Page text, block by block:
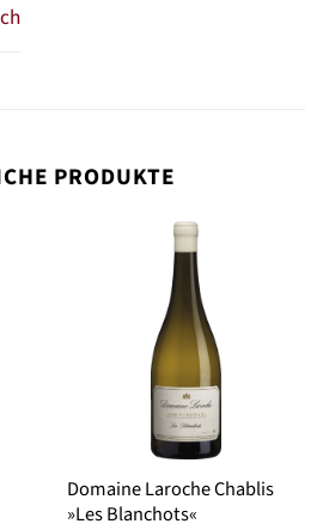
PRODUKTE
Domaine Laroche Chablis
»Les Blanchots«